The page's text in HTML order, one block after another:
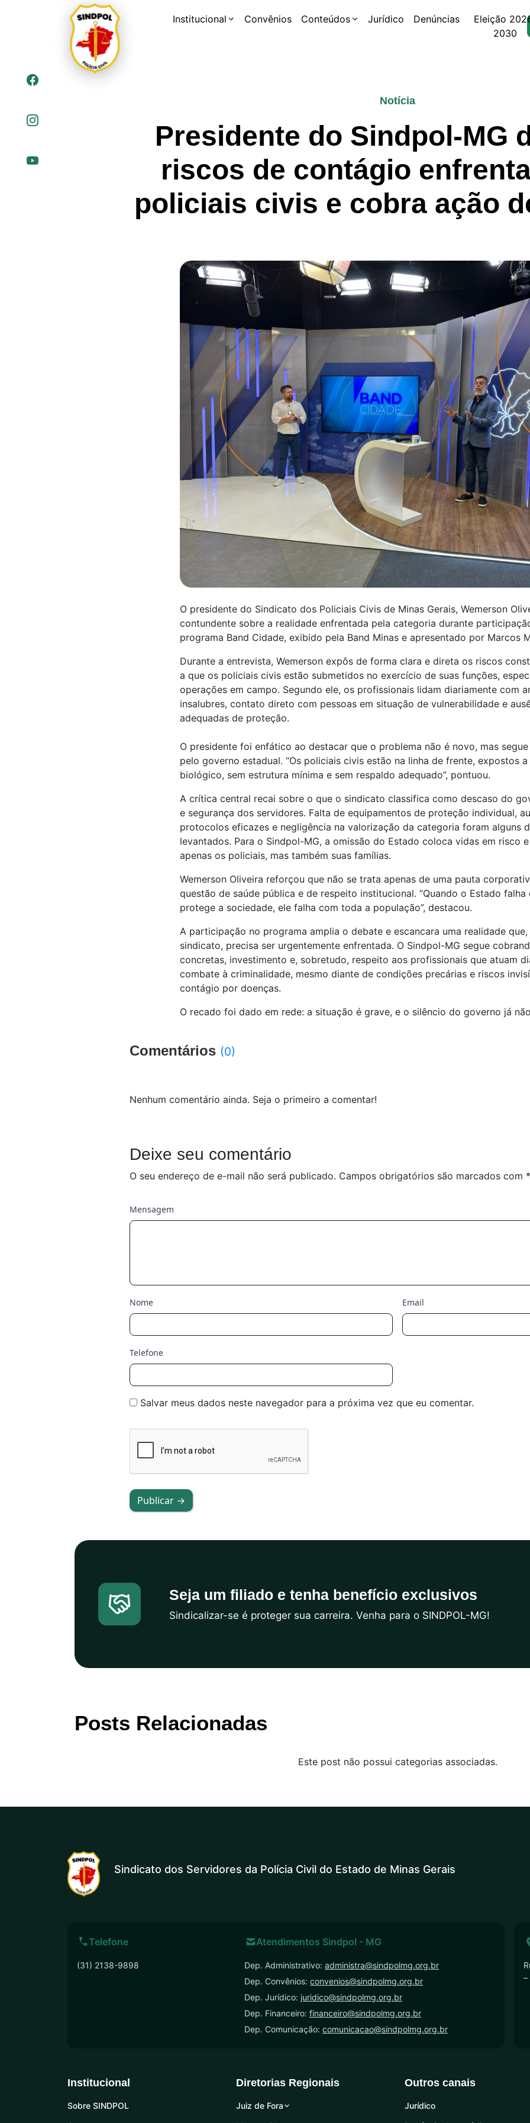
Institucional Convênios Conteúdos Jurídico Denúncias
Eleição
2030
Notícia
Presidente do Sindpol-MG
riscos de contágio
policiais civis e cobra ação
O presidente do Sindicato dos Policiais Civis de Minas Gerais, Wemerson
contundente sobre a realidade enfrentada pela categoria durante
programa Band Cidade, exibido pela Band Minas e apresentado por Marcos
Durante a entrevista, Wemerson expôs de forma clara e direta os riscos
a que os policiais civis estão submetidos no exercício de suas funções,
operações em campo. Segundo ele, os profissionais lidam diariamente com
insalubres, contato direto com pessoas em situação de vulnerabilidade e
adequadas de proteção.
O presidente foi enfático ao destacar que o problema não é novo, mas
pelo governo estadual. “Os policiais civis estão na linha de frente, expostos
biológico, sem estrutura mínima e sem respaldo adequado”, pontuou.
A crítica central recai sobre o que o sindicato classifica como descaso do
e segurança dos servidores. Falta de equipamentos de proteção individual,
protocolos eficazes e negligência na valorização da categoria foram alguns
levantados. Para o Sindpol-MG, a omissão do Estado coloca vidas em risco
apenas os policiais, mas também suas famílias.
Wemerson Oliveira reforçou que não se trata apenas de uma pauta
questão de saúde pública e de respeito institucional. “Quando o Estado
protege a sociedade, ele falha com toda a população”, destacou.
A participação no programa amplia o debate e escancara uma realidade
sindicato, precisa ser urgentemente enfrentada. O Sindpol-MG segue
concretas, investimento e, sobretudo, respeito aos profissionais que atuam
combate à criminalidade, mesmo diante de condições precárias e riscos
contágio por doenças.
O recado foi dado em rede: a situação é grave, e o silêncio do governo já
Comentários (0)
Nenhum comentário ainda. Seja o primeiro a comentar!
Deixe seu comentário
O seu endereço de e-mail não será publicado. Campos obrigatórios são marcados com *
Mensagem
Nome Email
Telefone
Salvar meus dados neste navegador para a próxima vez que eu comentar.
Publicar →
Seja um filiado e tenha benefício exclusivos
Sindicalizar-se é proteger sua carreira. Venha para o SINDPOL-MG!
Posts Relacionadas
Este post não possui categorias associadas.
Sindicato dos Servidores da Polícia Civil do Estado de Minas Gerais
Telefone
(31) 2138-9898
Atendimentos Sindpol - MG
Dep. Administrativo: administra@sindpolmg.org.br
Dep. Convênios: convenios@sindpolmg.org.br
Dep. Jurídico: juridico@sindpolmg.org.br
Dep. Financeiro: financeiro@sindpolmg.org.br
Dep. Comunicação: comunicacao@sindpolmg.org.br
–
Institucional
Sobre SINDPOL
Diretorias Regionais
Juiz de Fora
Outros canais
Jurídico